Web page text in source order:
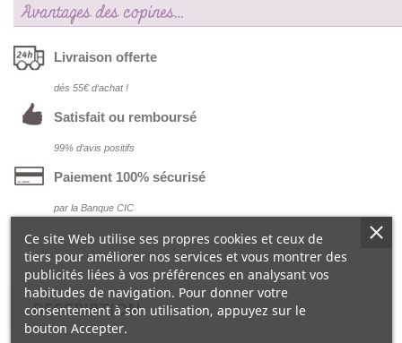
Avantages des copines…
Livraison offerte
dés 55€ d‘achat !
Satisfait ou remboursé
99% d‘avis positifs
Paiement 100% sécurisé
par la Banque CIC
DESCRIPTION
Ce site Web utilise ses propres cookies et ceux de
tiers pour améliorer nos services et vous montrer des
publicités liées à vos préférences en analysant vos
habitudes de navigation. Pour donner votre
consentement à son utilisation, appuyez sur le
bouton Accepter.